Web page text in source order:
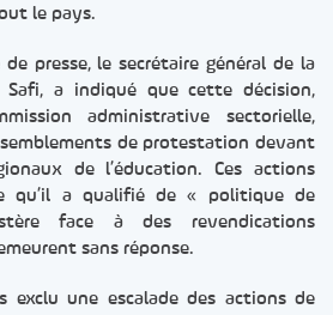
le pays.
de presse, le secrétaire général de la
Safi, a indiqué que cette décision,
administrative sectorielle,
de protestation devant
de l’éducation. Ces actions
qu’il a qualifié de « politique de
face à des revendications
sans réponse.
exclu une escalade des actions de